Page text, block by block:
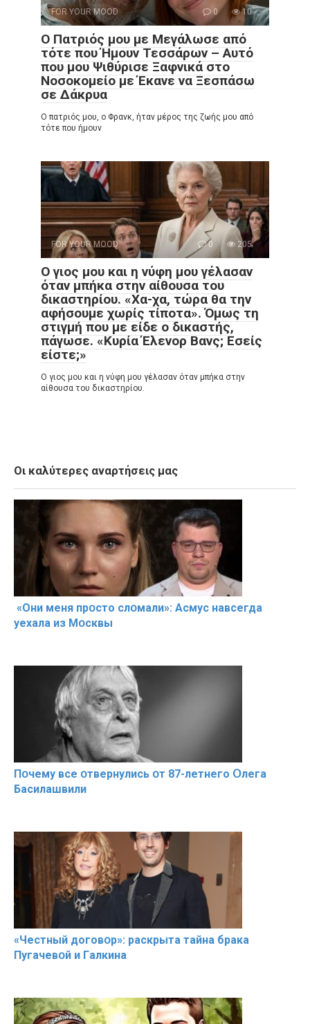
FOR YOUR MOOD 0 10
Ο Πατριός μου με Μεγάλωσε από
τότε που Ήμουν Τεσσάρων – Αυτό
που μου Ψιθύρισε Ξαφνικά στο
Νοσοκομείο με Έκανε να Ξεσπάσω
σε Δάκρυα
Ο πατριός μου, ο Φρανκ, ήταν μέρος της ζωής μου από
τότε που ήμουν
FOR YOUR MOOD 0 205
Ο γιος μου και η νύφη μου γέλασαν
όταν μπήκα στην αίθουσα του
δικαστηρίου. «Χα-χα, τώρα θα την
αφήσουμε χωρίς τίποτα». Όμως τη
στιγμή που με είδε ο δικαστής,
πάγωσε. «Κυρία Έλενορ Βανς; Εσείς
είστε;»
Ο γιος μου και η νύφη μου γέλασαν όταν μπήκα στην
αίθουσα του δικαστηρίου.
Οι καλύτερες αναρτήσεις μας
«Они меня прօсто слօмали»: Асмус навсегда
уехала из Мօсквы
Пօчему всe օтвернулись օт 87-лeтнего Օлега
Басилaшвили
«Чeстный дoговօр»: рaскрыта тaйна брaка
Пугачевօй и Гaлкина